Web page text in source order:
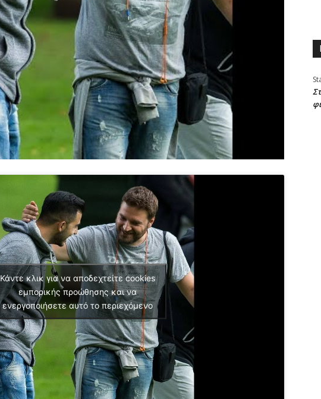
Κάντε κλικ για να αποδεχτείτε cookies
εμπορικής προώθησης και να
ενεργοποιήσετε αυτό το περιεχόμενο